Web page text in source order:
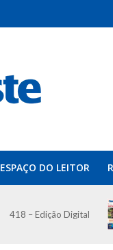
ESPAÇO DO LEITOR
418 – Edição Digital